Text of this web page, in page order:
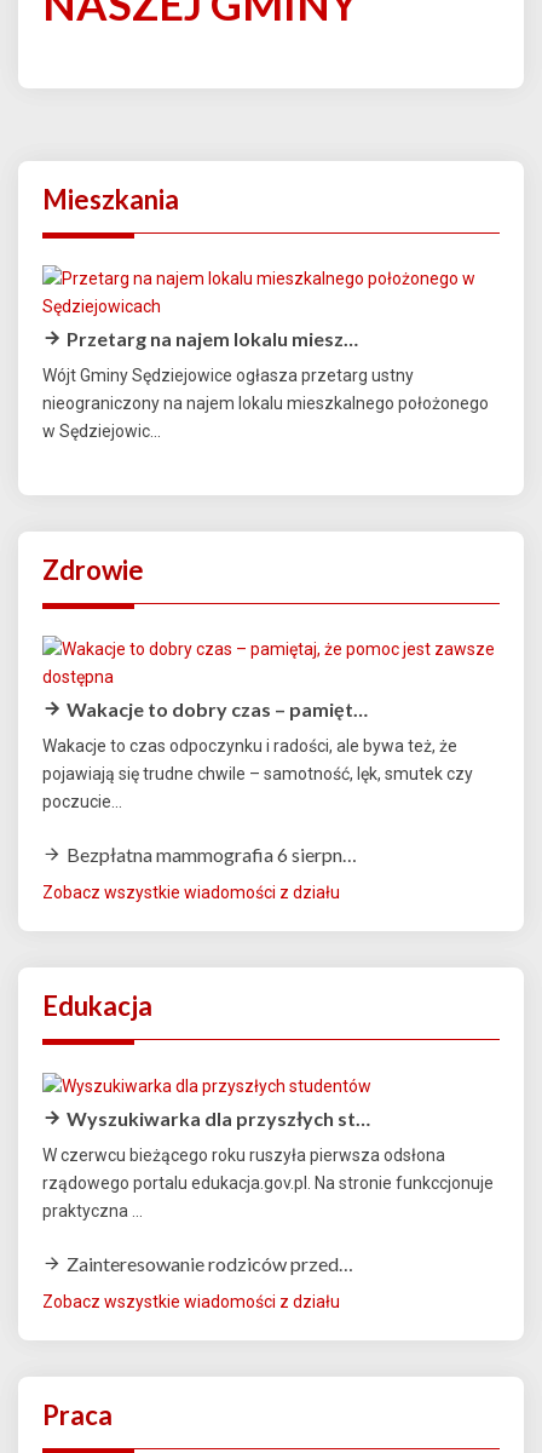
Mieszkania
Przetarg na najem lokalu miesz…
Wójt Gminy Sędziejowice ogłasza przetarg ustny
nieograniczony na najem lokalu mieszkalnego położonego
w Sędziejowic...
Zdrowie
Wakacje to dobry czas – pamięt…
Wakacje to czas odpoczynku i radości, ale bywa też, że
pojawiają się trudne chwile – samotność, lęk, smutek czy
poczucie...
Bezpłatna mammografia 6 sierpn…
Zobacz wszystkie wiadomości z działu
Edukacja
Wyszukiwarka dla przyszłych st…
W czerwcu bieżącego roku ruszyła pierwsza odsłona
rządowego portalu edukacja.gov.pl. Na stronie funkccjonuje
praktyczna ...
Zainteresowanie rodziców przed…
Zobacz wszystkie wiadomości z działu
Praca